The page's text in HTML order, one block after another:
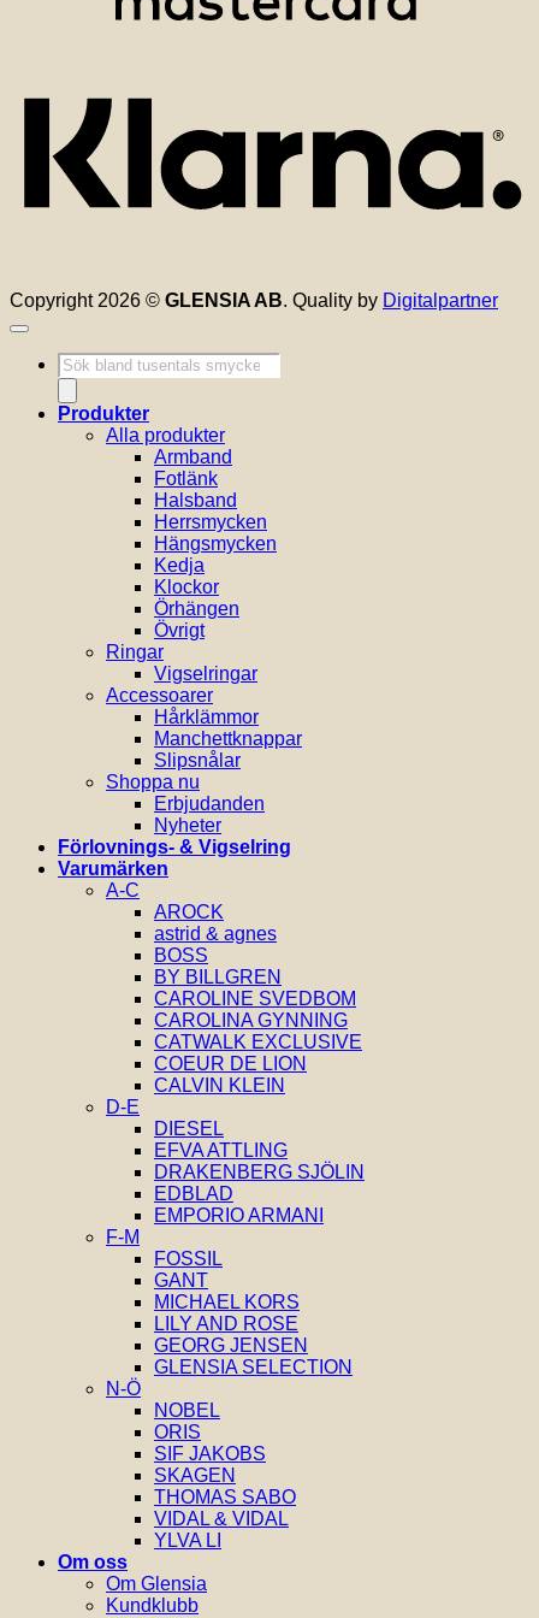
Copyright 2026 © GLENSIA AB. Quality by Digitalpartner
Produktsökning
Produkter
Alla produkter
Armband
Fotlänk
Halsband
Herrsmycken
Hängsmycken
Kedja
Klockor
Örhängen
Övrigt
Ringar
Vigselringar
Accessoarer
Hårklämmor
Manchettknappar
Slipsnålar
Shoppa nu
Erbjudanden
Nyheter
Förlovnings- & Vigselring
Varumärken
A-C
AROCK
astrid & agnes
BOSS
BY BILLGREN
CAROLINE SVEDBOM
CAROLINA GYNNING
CATWALK EXCLUSIVE
COEUR DE LION
CALVIN KLEIN
D-E
DIESEL
EFVA ATTLING
DRAKENBERG SJÖLIN
EDBLAD
EMPORIO ARMANI
F-M
FOSSIL
GANT
MICHAEL KORS
LILY AND ROSE
GEORG JENSEN
GLENSIA SELECTION
N-Ö
NOBEL
ORIS
SIF JAKOBS
SKAGEN
THOMAS SABO
VIDAL & VIDAL
YLVA LI
Om oss
Om Glensia
Kundklubb